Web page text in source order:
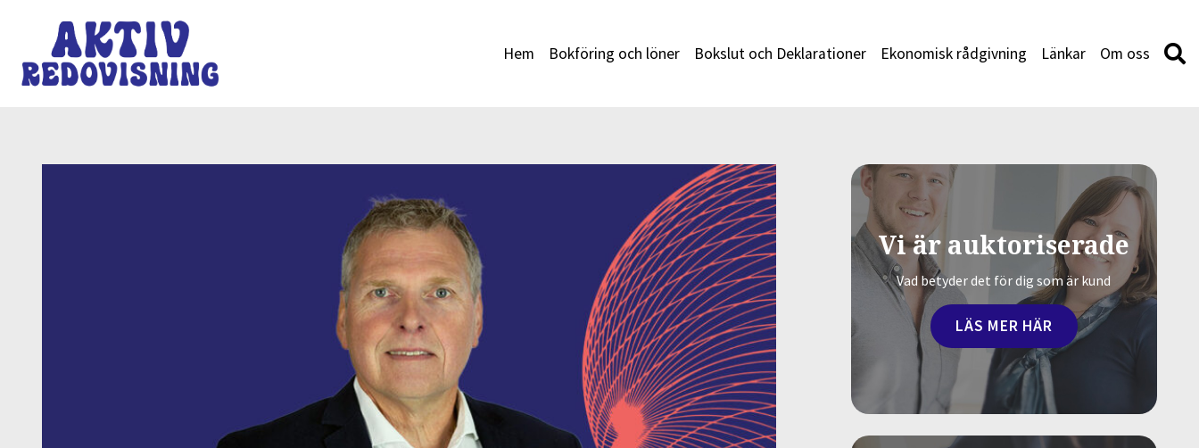
Hem Bokföring och löner Bokslut och Deklarationer Ekonomisk rådgivning Länkar Om oss
Vi är auktoriserade
Vad betyder det för dig som är kund
LÄS MER HÄR